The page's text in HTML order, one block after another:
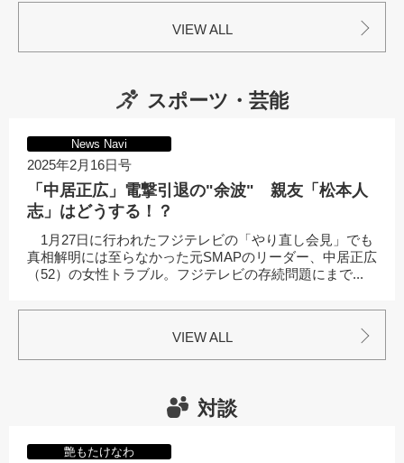
VIEW ALL
スポーツ・芸能
News Navi
2025年2月16日号
「中居正広」電撃引退の"余波" 親友「松本人
志」はどうする！？
1月27日に行われたフジテレビの「やり直し会見」でも
真相解明には至らなかった元SMAPのリーダー、中居正広
（52）の女性トラブル。フジテレビの存続問題にまで...
VIEW ALL
対談
艶もたけなわ